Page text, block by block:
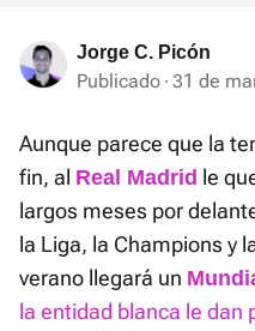
Jorge C. Picón
Publicado 31 de
Aunque parece que la
fin, al Real Madrid le
largos meses por
la Liga, la Champions y
verano llegará un
la entidad blanca le dan